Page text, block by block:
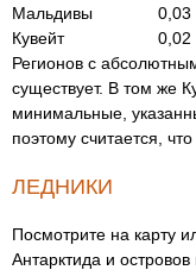
Мальдивы
0,03
Кувейт
0,02
Регионов с
существует. В том же
минимальные,
поэтому считается,
ЛЕДНИКИ
Посмотрите на карту
Антарктида и